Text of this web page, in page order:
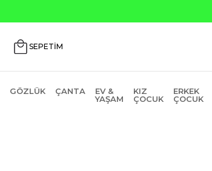
SEPETİM
GÖZLÜK ÇANTA
EV &
YAŞAM
KIZ
ÇOCUK
ERKEK
ÇOCUK